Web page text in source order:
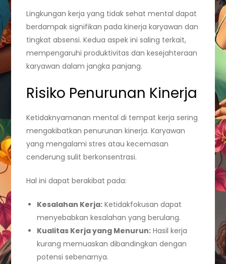
Lingkungan kerja yang tidak sehat mental dapat
berdampak signifikan pada kinerja karyawan dan
tingkat absensi. Kedua aspek ini saling terkait,
mempengaruhi produktivitas dan kesejahteraan
karyawan dalam jangka panjang.
Risiko Penurunan Kinerja
Ketidaknyamanan mental di tempat kerja sering
mengakibatkan penurunan kinerja. Karyawan
yang mengalami stres atau kecemasan
cenderung sulit berkonsentrasi.
Hal ini dapat berakibat pada:
Kesalahan Kerja: Ketidakfokusan dapat
menyebabkan kesalahan yang berulang.
Kualitas Kerja yang Menurun: Hasil kerja
kurang memuaskan dibandingkan dengan
potensi sebenarnya.